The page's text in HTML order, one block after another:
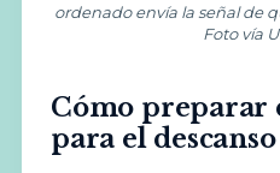
ordenado envía la señal de
Foto vía
Cómo preparar
para el